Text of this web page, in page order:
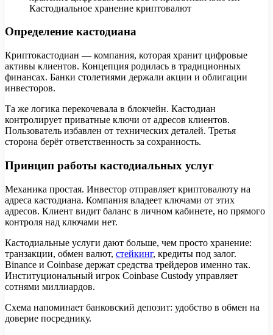
Кастодиальное хранение криптовалют
Определение кастодиана
Криптокастодиан — компания, которая хранит цифровые
активы клиентов. Концепция родилась в традиционных
финансах. Банки столетиями держали акции и облигации
инвесторов.
Та же логика перекочевала в блокчейн. Кастодиан
контролирует приватные ключи от адресов клиентов.
Пользователь избавлен от технических деталей. Третья
сторона берёт ответственность за сохранность.
Принцип работы кастодиальных услуг
Механика простая. Инвестор отправляет криптовалюту на
адреса кастодиана. Компания владеет ключами от этих
адресов. Клиент видит баланс в личном кабинете, но прямого
контроля над ключами нет.
Кастодиальные услуги дают больше, чем просто хранение:
транзакции, обмен валют, стейкинг, кредиты под залог.
Binance и Coinbase держат средства трейдеров именно так.
Институциональный игрок Coinbase Custody управляет
сотнями миллиардов.
Схема напоминает банковский депозит: удобство в обмен на
доверие посреднику.